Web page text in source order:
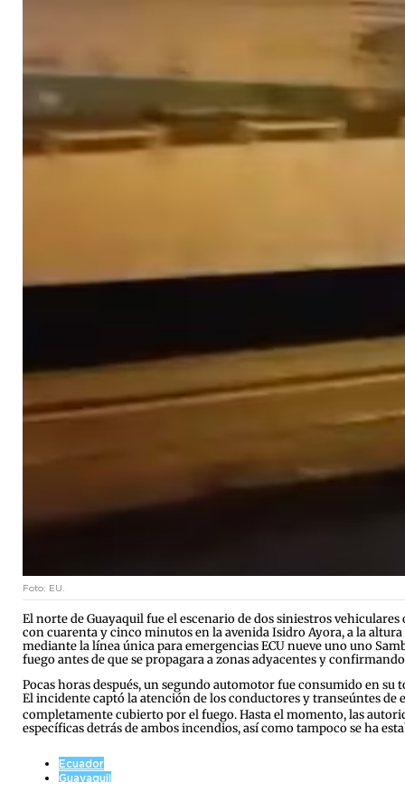
Foto: EU.
El norte de Guayaquil fue el escenario de dos siniestros
con cuarenta y cinco minutos en la avenida Isidro Ayora, a la
mediante la línea única para emergencias ECU nueve uno uno
fuego antes de que se propagara a zonas adyacentes y
Pocas horas después, un segundo automotor fue consumido en
El incidente captó la atención de los conductores y transeúntes
completamente cubierto por el fuego.Hasta el momento, las
específicas detrás de ambos incendios, así como tampoco se ha
Ecuador
Guayaquil